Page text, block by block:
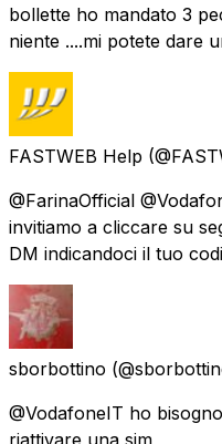
bollette ho mandato 3
niente ....mi potete dare
FASTWEB Help
@FarinaOfficial
invitiamo a cliccare su
DM indicandoci il tuo
sborbottino
@VodafoneIT ho
riattivare una sim